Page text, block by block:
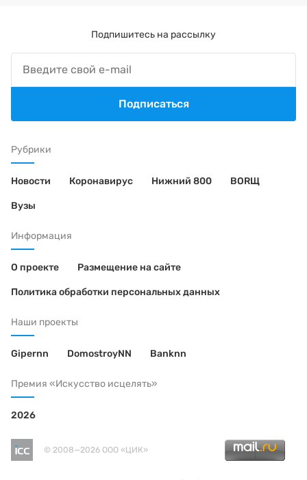
Рубрики
Новости Коронавирус Нижний 800 BORЩ
Вузы
Информация
О проекте Размещение на сайте
Политика обработки персональных данных
Наши проекты
Gipernn DomostroyNN Banknn
Премия «Искусство исцелять»
2026
© 2008—2026 ООО «ЦИК»
Подпишитесь на рассылку
Подписаться